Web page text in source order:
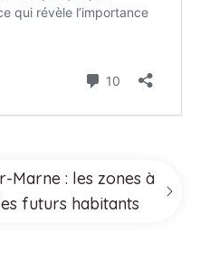
Marne : les zones à
futurs habitants